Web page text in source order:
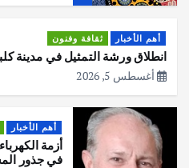
أهم الأخبار ثقافة وفنون
انطلاق ورشة التمثيل في مدينة
أغسطس 5, 2026
أهم الأخبار
أزمة
في جذور